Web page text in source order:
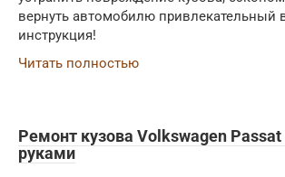
вернуть автомобилю привлекательный
инструкция!
Читать полностью
Ремонт кузова Volkswagen
руками